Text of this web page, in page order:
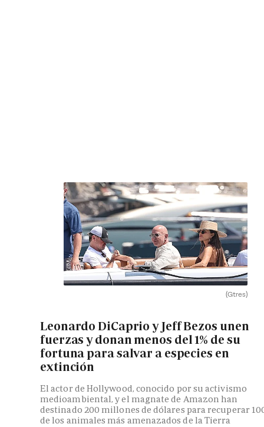
(Gtres)
Leonardo DiCaprio y Jeff Bezos unen
fuerzas y donan menos del 1% de su
fortuna para salvar a especies en
extinción
El actor de Hollywood, conocido por su activismo
medioambiental, y el magnate de Amazon han
destinado 200 millones de dólares para recuperar
de los animales más amenazados de la Tierra